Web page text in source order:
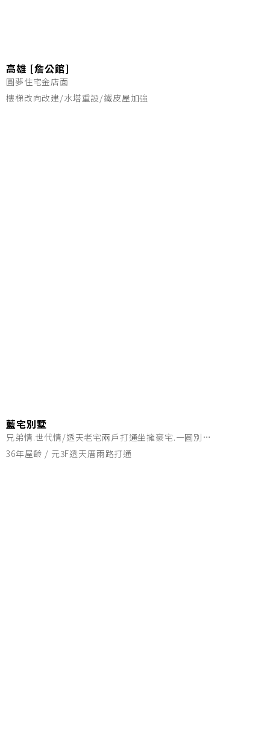
高雄 [詹公館]
圓夢住宅金店面
樓梯改向改建/水塔重設/鐵皮屋加強
藍宅別墅
兄弟情.世代情/透天老宅兩戶打通坐擁豪宅.一圓別墅夢
36年屋齡 / 元3F透天厝兩路打通